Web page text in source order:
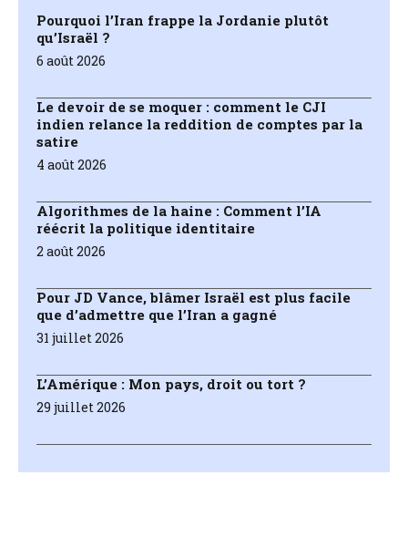
Pourquoi l’Iran frappe la Jordanie plutôt
qu’Israël ?
6 août 2026
Le devoir de se moquer : comment le CJI
indien relance la reddition de comptes par la
satire
4 août 2026
Algorithmes de la haine : Comment l’IA
réécrit la politique identitaire
2 août 2026
Pour JD Vance, blâmer Israël est plus facile
que d’admettre que l’Iran a gagné
31 juillet 2026
L’Amérique : Mon pays, droit ou tort ?
29 juillet 2026